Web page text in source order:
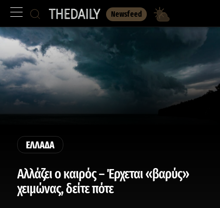
Newsfeed
ΕΛΛΑΔΑ
Αλλάζει ο καιρός – Έρχεται «βαρύς»
χειμώνας, δείτε πότε